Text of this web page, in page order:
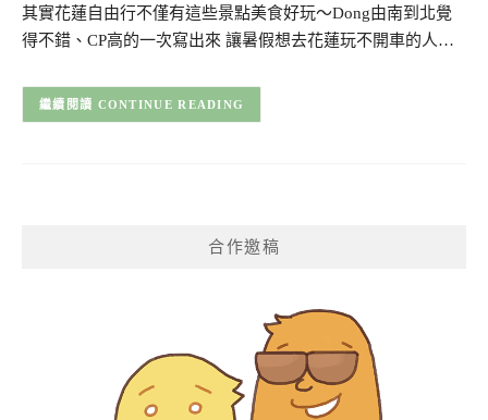
其實花蓮自由行不僅有這些景點美食好玩～Dong由南到北覺
得不錯、CP高的一次寫出來 讓暑假想去花蓮玩不開車的人…
CONTINUE READING
合作邀稿